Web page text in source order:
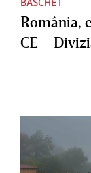
România,
CE –